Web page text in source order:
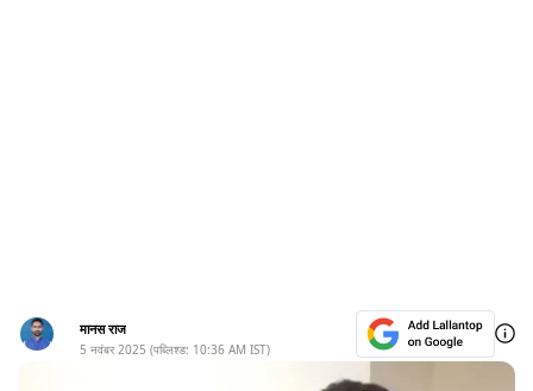
मानस राज
5 नवंबर 2025 (पब्लिश्ड: 10:36 AM IST)